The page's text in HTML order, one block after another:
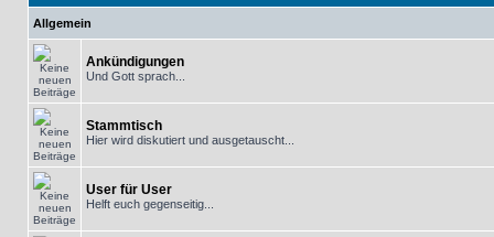
Allgemein
Ankündigungen
Und Gott sprach...
Stammtisch
Hier wird diskutiert und ausgetauscht...
User für User
Helft euch gegenseitig...